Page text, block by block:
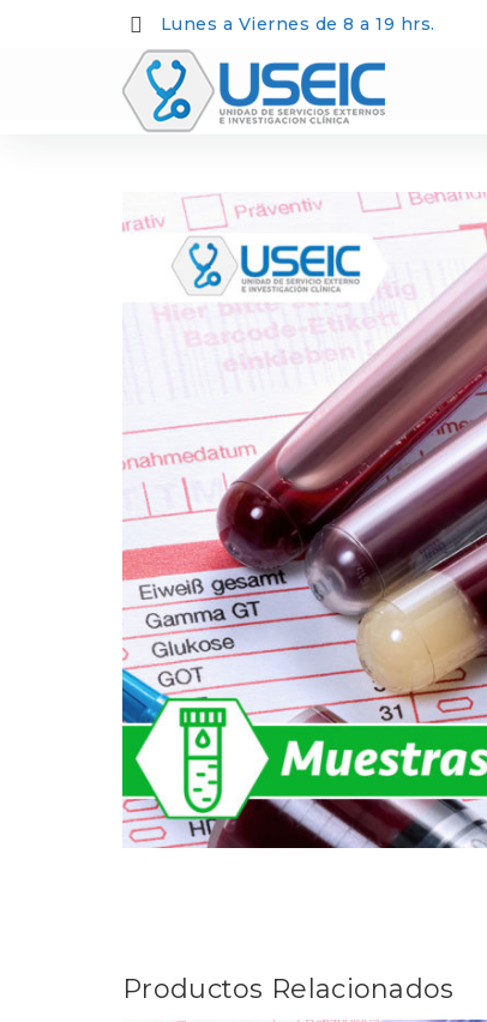
Lunes a Viernes de 8 a 19 hrs.
Productos Relacionados